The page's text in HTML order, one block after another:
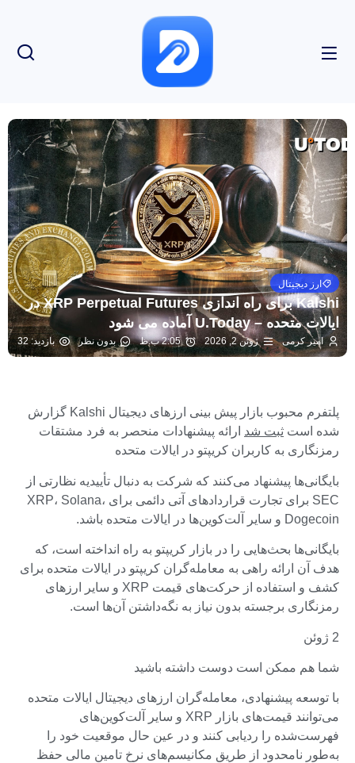
ارز دیجیتال
Kalshi برای راه اندازی XRP Perpetual Futures در
ایالات متحده – U.Today آماده می شود
امیر کرمی ژوئن 2, 2026 2:05 ب.ظ بدون نظر بازدید: 32
پلتفرم محبوب بازار پیش بینی ارزهای دیجیتال Kalshi گزارش
شده است ثبت شد ارائه پیشنهادات منحصر به فرد مشتقات
رمزنگاری به کاربران کریپتو در ایالات متحده
بایگانی‌ها پیشنهاد می‌کنند که شرکت به دنبال تأییدیه نظارتی از
SEC برای تجارت قراردادهای آتی دائمی برای XRP، Solana،
Dogecoin و سایر آلت‌کوین‌ها در ایالات متحده باشد.
بایگانی‌ها بحث‌هایی را در بازار کریپتو به راه انداخته است، که
هدف آن ارائه راهی به معامله‌گران کریپتو در ایالات متحده برای
کشف و استفاده از حرکت‌های قیمت XRP و سایر ارزهای
رمزنگاری برجسته بدون نیاز به نگه‌داشتن آن‌ها است.
2 ژوئن
شما هم ممکن است دوست داشته باشید
با توسعه پیشنهادی، معامله‌گران ارزهای دیجیتال ایالات متحده
می‌توانند قیمت‌های بازار XRP و سایر آلت‌کوین‌های
فهرست‌شده را ردیابی کنند و در عین حال موقعیت خود را
به‌طور نامحدود از طریق مکانیسم‌های نرخ تامین مالی حفظ